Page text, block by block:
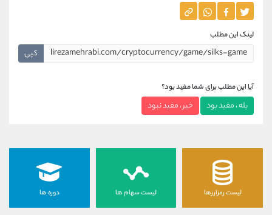
لینک این مطلب
کپی
آیا این مطلب برای شما مفید بود؟
بله ، مفید بود خیر ، مفید نبود
لیست رمزارزها لیست سهام ها دوره ها